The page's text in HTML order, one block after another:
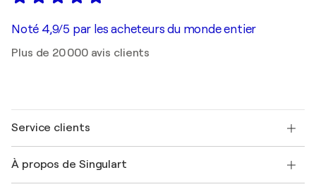
Noté 4,9/5 par les acheteurs du monde entier
Plus de 20 000 avis clients
Service clients
Expédition
À propos de Singulart